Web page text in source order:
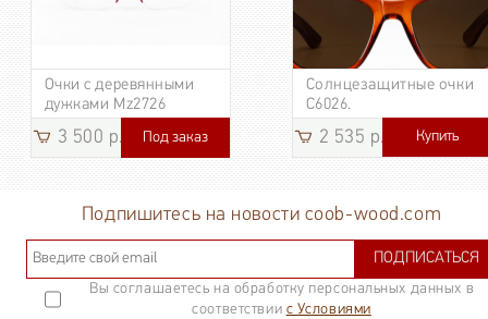
Очки с деревянными
дужками Mz2726
3 500 р. Под заказ
Солнцезащитные очки
C6026.
2 535 р. 3 185
Купить
Подпишитесь на новости coob-wood.com
ПОДПИСАТЬСЯ
Вы соглашаетесь на обработку персональных данных в
соответствии с Условиями